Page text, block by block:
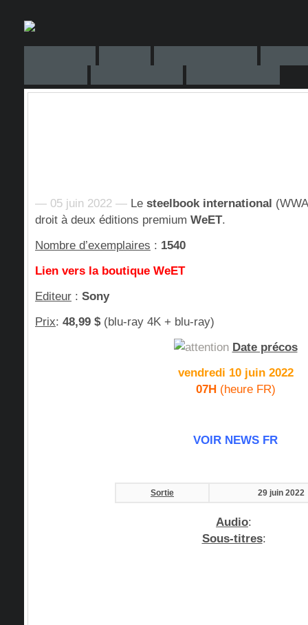
— 05 juin 2022 — Le steelbook international
droit à deux éditions premium WeET.
Nombre d’exemplaires : 1540
Lien vers la boutique WeET
Editeur : Sony
Prix: 48,99 $ (blu-ray 4K + blu-ray)
Date précos
vendredi 10 juin 2022
07H (heure FR)
VOIR NEWS FR
Sortie 29 juin 2022
Audio:
Sous-titres: